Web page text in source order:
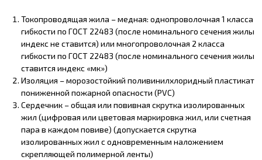
Токопроводящая жила – медная: однопроволочная 1 класса
гибкости по ГОСТ 22483 (после номинального сечения жилы
индекс не ставится) или многопроволочная 2 класса
гибкости по ГОСТ 22483 (после номинального сечения жилы
ставится индекс «мк»)
Изоляция – морозостойкий поливинилхлоридный пластикат
пониженной пожарной опасности (PVC)
Сердечник – общая или повивная скрутка изолированных
жил (цифровая или цветовая маркировка жил, или счетная
пара в каждом повиве) (допускается скрутка
изолированных жил с одновременным наложением
скрепляющей полимерной ленты)